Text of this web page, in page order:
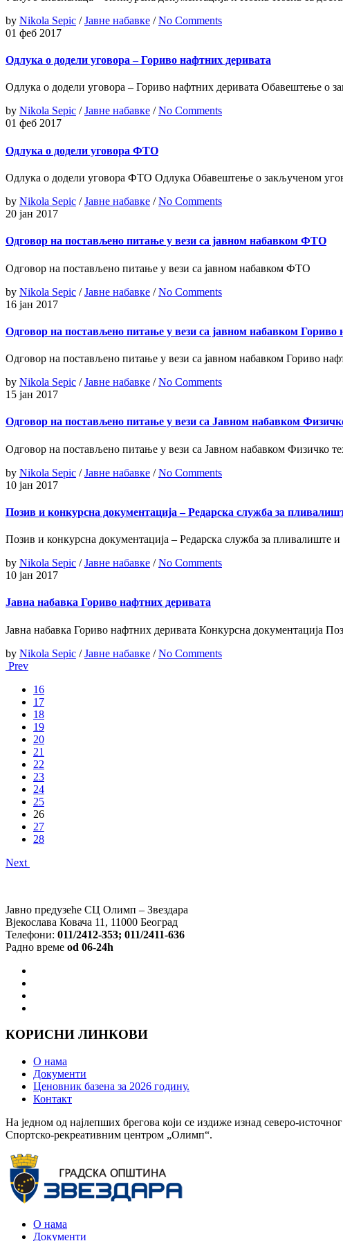
by Nikola Sepic /Јавне набавке /No Comments
01 феб 2017
Одлука о додели уговора – Гориво нафтних деривата
Одлука о додели уговора – Гориво нафтних деривата Обавештење о
by Nikola Sepic /Јавне набавке /No Comments
01 феб 2017
Одлука о додели уговора ФТО
Одлука о додели уговора ФТО Одлука Обавештење о закљученом
by Nikola Sepic /Јавне набавке /No Comments
20 јан 2017
Одговор на постављено питање у вези са јавном набавком ФТО
Одговор на постављено питање у вези са јавном набавком ФТО
by Nikola Sepic /Јавне набавке /No Comments
16 јан 2017
Одговор на постављено питање у вези са јавном набавком Гориво
Одговор на постављено питање у вези са јавном набавком Гориво
by Nikola Sepic /Јавне набавке /No Comments
15 јан 2017
Одговор на постављено питање у вези са Јавном набавком
Одговор на постављено питање у вези са Јавном набавком Физичко
by Nikola Sepic /Јавне набавке /No Comments
10 јан 2017
Позив и конкурсна документација – Редарска служба за
Позив и конкурсна документација – Редарска служба за пливалиште
by Nikola Sepic /Јавне набавке /No Comments
10 јан 2017
Јавна набавка Гориво нафтних деривата
Јавна набавка Гориво нафтних деривата Конкурсна документација
by Nikola Sepic /Јавне набавке /No Comments
Prev
16
17
18
19
20
21
22
23
24
25
26
27
28
Next
Јавно предузеће СЦ Олимп – Звездара
Вјекослава Ковача 11, 11000 Београд
Телефони: 011/2412-353; 011/2411-636
Радно време od 06-24h
КОРИСНИ ЛИНКОВИ
О нама
Документи
Ценовник базена за 2026 годину.
Контакт
На једном од најлепших брегова који се издиже изнад северо-
Спортско-рекреативним центром „Олимп“.
О нама
Документи